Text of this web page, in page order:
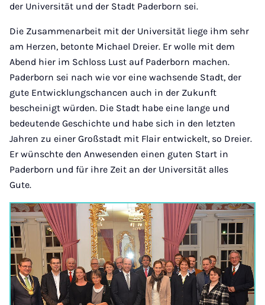
der Universität und der Stadt Paderborn sei.
Die Zusammenarbeit mit der Universität liege ihm sehr
am Herzen, betonte Michael Dreier. Er wolle mit dem
Abend hier im Schloss Lust auf Paderborn machen.
Paderborn sei nach wie vor eine wachsende Stadt, der
gute Entwicklungschancen auch in der Zukunft
bescheinigt würden. Die Stadt habe eine lange und
bedeutende Geschichte und habe sich in den letzten
Jahren zu einer Großstadt mit Flair entwickelt, so Dreier.
Er wünschte den Anwesenden einen guten Start in
Paderborn und für ihre Zeit an der Universität alles
Gute.